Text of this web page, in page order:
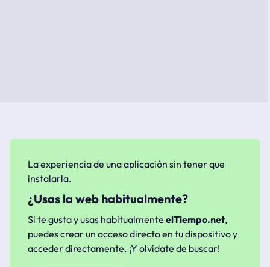
La experiencia de una aplicación sin tener que
instalarla.
¿Usas la web habitualmente?
Si te gusta y usas habitualmente elTiempo.net,
puedes crear un acceso directo en tu dispositivo y
acceder directamente. ¡Y olvídate de buscar!